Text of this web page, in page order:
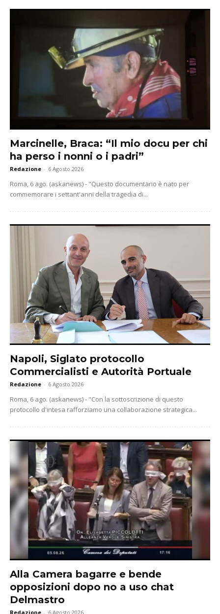
Marcinelle, Braca: “Il mio docu per chi
ha perso i nonni o i padri”
Redazione - 6 Agosto 2026
Roma, 6 ago. (askanews) - "Questo documentario è nato per
commemorare i settant'anni della tragedia di...
Napoli, Siglato protocollo
Commercialisti e Autorità Portuale
Redazione - 6 Agosto 2026
Roma, 6 ago. (askanews) - "Con la sottoscrizione di questo
protocollo d'intesa rafforziamo una collaborazione strategica...
Alla Camera bagarre e bende
opposizioni dopo no a uso chat
Delmastro
Redazione - 6 Agosto 2026